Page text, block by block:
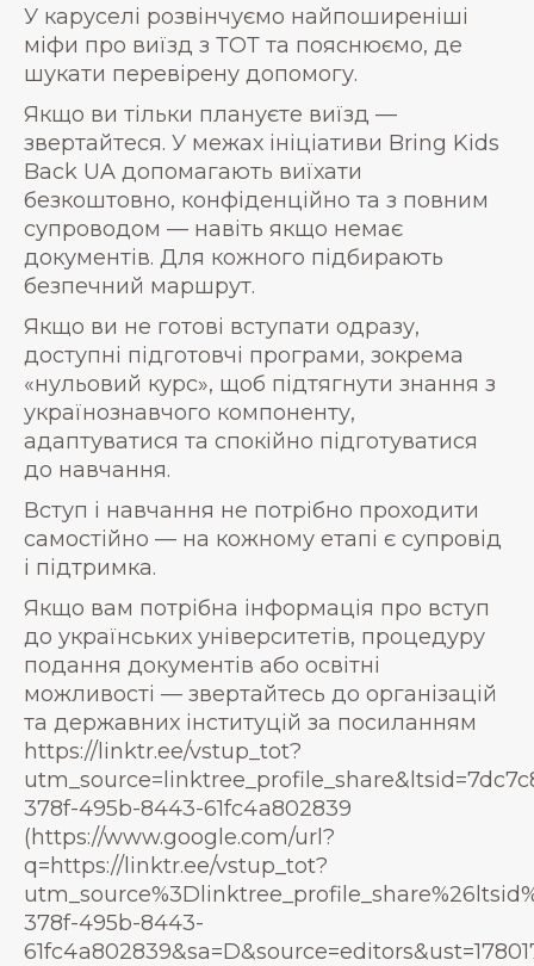
У каруселі розвінчуємо найпоширеніші
міфи про виїзд з ТОТ та пояснюємо, де
шукати перевірену допомогу.
Якщо ви тільки плануєте виїзд —
звертайтеся. У межах ініціативи Bring Kids
Back UA допомагають виїхати
безкоштовно, конфіденційно та з повним
супроводом — навіть якщо немає
документів. Для кожного підбирають
безпечний маршрут.
Якщо ви не готові вступати одразу,
доступні підготовчі програми, зокрема
«нульовий курс», щоб підтягнути знання з
українознавчого компоненту,
адаптуватися та спокійно підготуватися
до навчання.
Вступ і навчання не потрібно проходити
самостійно — на кожному етапі є супровід
і підтримка.
Якщо вам потрібна інформація про вступ
до українських університетів, процедуру
подання документів або освітні
можливості — звертайтесь до організацій
та державних інституцій за посиланням
https://linktr.ee/vstup_tot?
378f-495b-8443-61fc4a802839
(https://www.google.com/url?
q=https://linktr.ee/vstup_tot?
378f-495b-8443-